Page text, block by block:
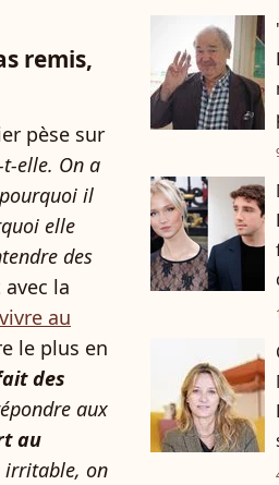
remis,
pèse sur
elle. On a
il
elle
des
la
au
le plus en
des
aux
au
irritable, on